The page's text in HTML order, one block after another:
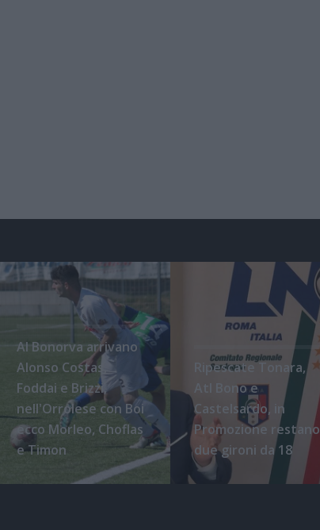
Al Bonorva arrivano
Alonso Costas,
Foddai e Brizzi,
nell'Orrolese con Boi
ecco Morleo, Choflas
e Timon
Ripescate Tonara,
Atl Bono e
Castelsardo, in
Promozione restano
due gironi da 18